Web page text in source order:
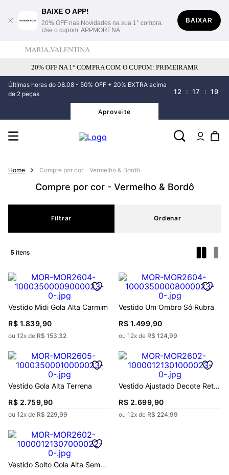
BAIXE O APP!
20% OFF nas Novidades na sua 1° compra.
Use o cupom: APPMORENA
BAIXAR
20% OFF NA 1° COMPRA COM O CUPOM: PRIMEIRAMR
Últimas horas do 08.08 - 50% OFF + 20% EXTRA acima
de 2 peças
12 : 17 : 19
Aproveite
Compre por cor - Vermelho & Bordô
Compre por cor - Vermelho & Bordô
Filtrar
5
Vestido Midi Gola Alta Carmim
R$ 1.839,90
ou 12x de R$ 153,32
Vestido Um Ombro Só Rubra
R$ 1.499,90
ou 12x de R$ 124,99
Vestido Gola Alta Terrena
R$ 2.759,90
ou 12x de R$ 229,99
Vestido Ajustado Decote Reto
R$ 2.699,90
ou 12x de R$ 224,99
Vestido Solto Gola Alta Sem